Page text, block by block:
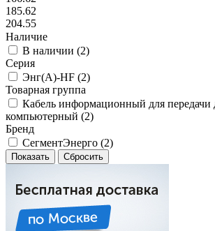
185.62
204.55
Наличие
В наличии (2)
Серия
Энг(А)-HF (2)
Товарная группа
Кабель информационный для передачи
компьютерный (2)
Бренд
СегментЭнерго (2)
Сбросить